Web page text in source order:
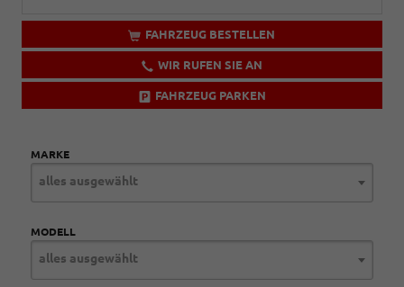
FAHRZEUG BESTELLEN
WIR RUFEN SIE AN
FAHRZEUG PARKEN
MARKE
alles ausgewählt
MODELL
alles ausgewählt